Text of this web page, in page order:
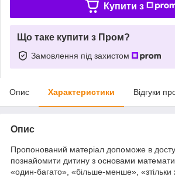
Купити з
Що таке купити з Пром?
Замовлення під захистом
Опис Характеристики Відгуки
Опис
Пропонований матеріал допоможе в
познайомити дитину з основами
«один-багато», «більше-менше»,